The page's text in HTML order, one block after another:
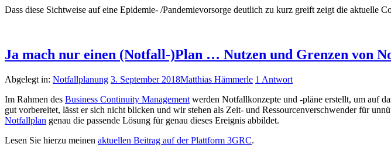
Dass diese Sichtweise auf eine Epidemie- /Pandemievorsorge deutlich zu kurz greift zeigt die aktuelle
Ja mach nur einen (Notfall-)Plan … Nutzen und Grenzen von
Abgelegt in: Notfallplanung 3. September 2018Matthias Hämmerle 1 Antwort
Im Rahmen des Business Continuity Management werden Notfallkonzepte und -pläne erstellt, um auf
gut vorbereitet, lässt er sich nicht blicken und wir stehen als Zeit- und Ressourcenverschwender für
Notfallplan genau die passende Lösung für genau dieses Ereignis abbildet.
Lesen Sie hierzu meinen aktuellen Beitrag auf der Plattform 3GRC.